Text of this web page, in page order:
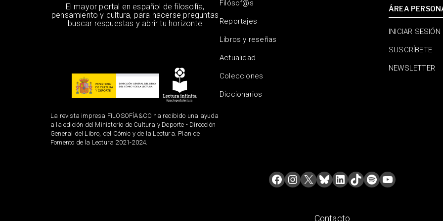
El mayor portal en español de filosofía,
pensamiento y cultura, para hacerse preguntas
buscar respuestas y abrir tu horizonte
La revista impresa FILOSOFÍA&CO ha recibido una ayuda
a la edición del Ministerio de Cultura y Deporte - Dirección
General del Libro, del Cómic y de la Lectura. Plan de
Fomento de la Lectura 2021-2024.
Filósof@s
Reportajes
Libros y reseñas
Actualidad
Colecciones
Diccionarios
ÁREA
INICIAR SESIÓN
SUSCRÍBETE
NEWSLETTER
Contacto